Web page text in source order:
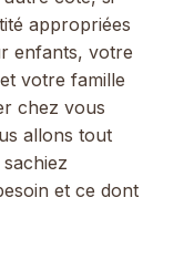
appropriées
enfants, votre
votre famille
chez vous
allons tout
et ce dont